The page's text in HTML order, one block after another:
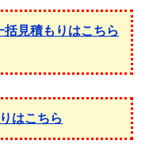
見積もりはこちら
はこちら